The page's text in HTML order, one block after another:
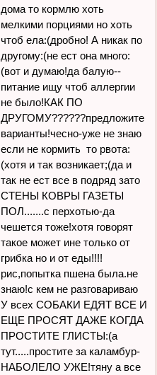
дома то кормлю хоть
мелкими порциями но хоть
чтоб ела:(дробно! А никак по
другому:(не ест она много:
(вот и думаю!да балую--
питание ищу чтоб аллергии
не было!КАК ПО
ДРУГОМУ??????предложите
варианты!чесно-уже не знаю
если не кормить то рвота:
(хотя и так возникает;(да и
так не ест все в подряд зато
СТЕНЫ КОВРЫ ГАЗЕТЫ
ПОЛ.......с перхотью-да
чешется тоже!хотя говорят
такое может ине только от
грибка но и от еды!!!!
рис,попытка пшена была.не
знаю!с кем не разговариваю
У всех СОБАКИ ЕДЯТ ВСЕ И
ЕЩЕ ПРОСЯТ ДАЖЕ КОГДА
ПРОСТИТЕ ГЛИСТЫ:(а
тут.....простите за каламбур-
НАБОЛЕЛО УЖЕ!тяну а все